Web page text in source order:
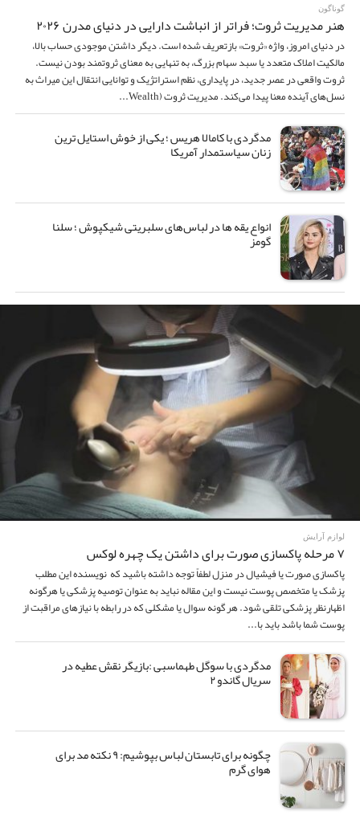
گوناگون
هنر مدیریت ثروت؛ فراتر از انباشت دارایی در دنیای مدرن ۲۰۲۶
در دنیای امروز، واژه «ثروت» بازتعریف شده است. دیگر داشتن موجودی حساب بالا،
مالکیت املاک متعدد یا سبد سهام بزرگ، به تنهایی به معنای ثروتمند بودن نیست.
ثروت واقعی در عصر جدید، در پایداری، نظم استراتژیک و توانایی انتقال این میراث به
نسل‌های آینده معنا پیدا می‌کند. مدیریت ثروت (Wealth...
مدگردی با کامالا هریس ؛ یکی از خوش استایل ترین
زنان سیاستمدار آمریکا
انواع یقه ها در لباس‌های سلبریتی شیکپوش ؛ سلنا
گومز
لوازم آرایش
۷ مرحله پاکسازی صورت برای داشتن یک چهره لوکس
پاکسازی صورت یا فیشیال در منزل لطفاً توجه داشته باشید که نویسنده این مطلب
پزشک یا متخصص پوست نیست و این مقاله نباید به عنوان توصیه پزشکی یا هرگونه
اظهارنظر پزشکی تلقی شود. هر گونه سوال یا مشکلی که در رابطه با نیازهای مراقبت از
پوست شما باشد باید با...
مدگردی با سوگل طهماسبی :بازیگر نقش عطیه در
سریال گاندو ۲
چگونه برای تابستان لباس بپوشیم: ۹ نکته مد برای
هوای گرم